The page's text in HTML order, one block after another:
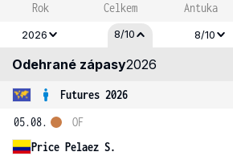
Rok Celkem Antuka
2026 8/10 8/10
Odehrané zápasy2026
Futures 2026
05.08.
Price Pelaez S.
OF